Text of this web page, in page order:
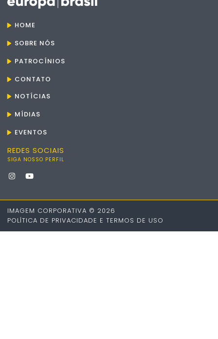
HOME
SOBRE NÓS
PATROCÍNIOS
CONTATO
NOTÍCIAS
MÍDIAS
EVENTOS
REDES SOCIAIS
SIGA NOSSO PERFIL
IMAGEM CORPORATIVA © 2026
POLÍTICA DE PRIVACIDADE E TERMOS DE USO